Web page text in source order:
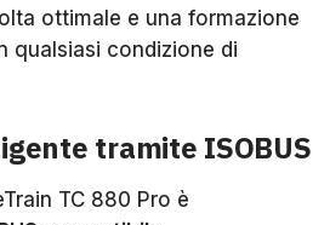
ottimale e una formazione
qualsiasi condizione di
tramite ISOBUS
TC 880 Pro è